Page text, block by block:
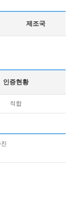
제조국
인증현황
적합